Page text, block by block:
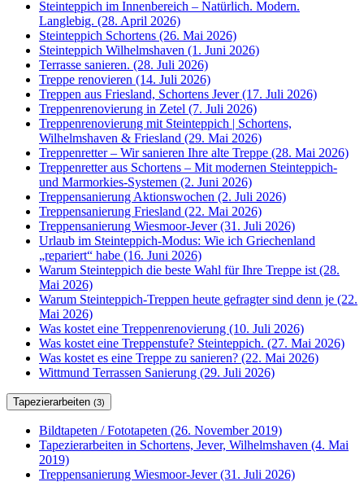
Steinteppich im Innenbereich – Natürlich. Modern.
Langlebig. (28. April 2026)
Steinteppich Schortens (26. Mai 2026)
Steinteppich Wilhelmshaven (1. Juni 2026)
Terrasse sanieren. (28. Juli 2026)
Treppe renovieren (14. Juli 2026)
Treppen aus Friesland, Schortens Jever (17. Juli 2026)
Treppenrenovierung in Zetel (7. Juli 2026)
Treppenrenovierung mit Steinteppich | Schortens,
Wilhelmshaven & Friesland (29. Mai 2026)
Treppenretter – Wir sanieren Ihre alte Treppe (28. Mai 2026)
Treppenretter aus Schortens – Mit modernen Steinteppich-
und Marmorkies-Systemen (2. Juni 2026)
Treppensanierung Aktionswochen (2. Juli 2026)
Treppensanierung Friesland (22. Mai 2026)
Treppensanierung Wiesmoor-Jever (31. Juli 2026)
Urlaub im Steinteppich-Modus: Wie ich Griechenland
„repariert“ habe (16. Juni 2026)
Warum Steinteppich die beste Wahl für Ihre Treppe ist (28.
Mai 2026)
Warum Steinteppich-Treppen heute gefragter sind denn je (22.
Mai 2026)
Was kostet eine Treppenrenovierung (10. Juli 2026)
Was kostet eine Treppenstufe? Steinteppich. (27. Mai 2026)
Was kostet es eine Treppe zu sanieren? (22. Mai 2026)
Wittmund Terrassen Sanierung (29. Juli 2026)
Tapezierarbeiten (3)
Bildtapeten / Fototapeten (26. November 2019)
Tapezierarbeiten in Schortens, Jever, Wilhelmshaven (4. Mai
2019)
Treppensanierung Wiesmoor-Jever (31. Juli 2026)